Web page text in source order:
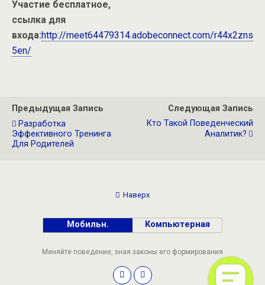
Участие бесплатное,
ссылка для
входа:http://meet64479314.adobeconnect.com/r44x2zns
5en/
Предыдущая Запись
Разработка
Эффективного Тренинга
Для Родителей
Следующая Запись
Кто Такой Поведенческий
Аналитик?
Наверх
Мобильн. Компьютерная
Меняйте поведение, зная законы его формирования